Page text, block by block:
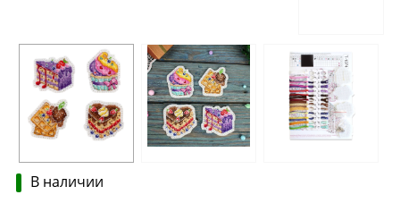
В наличии